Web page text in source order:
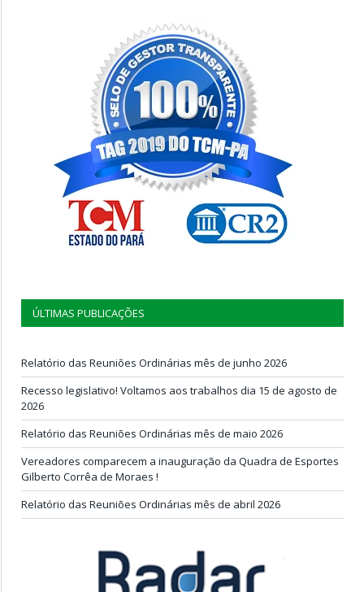
ÚLTIMAS PUBLICAÇÕES
Relatório das Reuniões Ordinárias mês de junho 2026
Recesso legislativo! Voltamos aos trabalhos dia 15 de agosto de
2026
Relatório das Reuniões Ordinárias mês de maio 2026
Vereadores comparecem a inauguração da Quadra de Esportes
Gilberto Corrêa de Moraes !
Relatório das Reuniões Ordinárias mês de abril 2026